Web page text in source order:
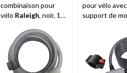
combinaison pour
vélo Raleigh, noir, 12
pour vélo avec
support de